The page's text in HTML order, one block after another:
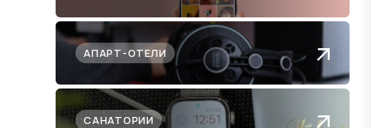
АПАРТ-ОТЕЛИ
САНАТОРИИ